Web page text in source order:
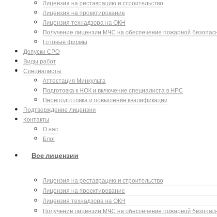
Лицензия на реставрацию и строительство
Лицензия на проектирование
Лицензия технадзора на ОКН
Получение лицензии МЧС на обеспечение пожарной
Готовые фирмы
Допуски СРО
Виды работ
Специалисты
Аттестация Минкульта
Подготовка к НОК и включение специалиста в НРС
Переподготовка и повышение квалификации
Подтверждение лицензии
Контакты
О нас
Блог
Все лицензии
Лицензия на реставрацию и строительство
Лицензия на проектирование
Лицензия технадзора на ОКН
Получение лицензии МЧС на обеспечение пожарной